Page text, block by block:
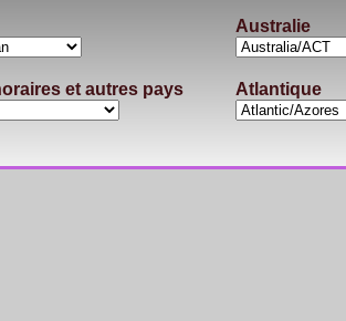
Australie
et autres pays Atlantique